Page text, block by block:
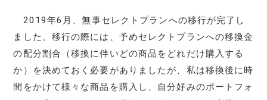
2019年6月、無事セレクトプランへの移行が完了し
ました。移行の際には、予めセレクトプランへの移換金
の配分割合（移換に伴いどの商品をどれだけ購入する
か）を決めておく必要がありましたが、私は移換後に時
間をかけて様々な商品を購入し、自分好みのポートフォ